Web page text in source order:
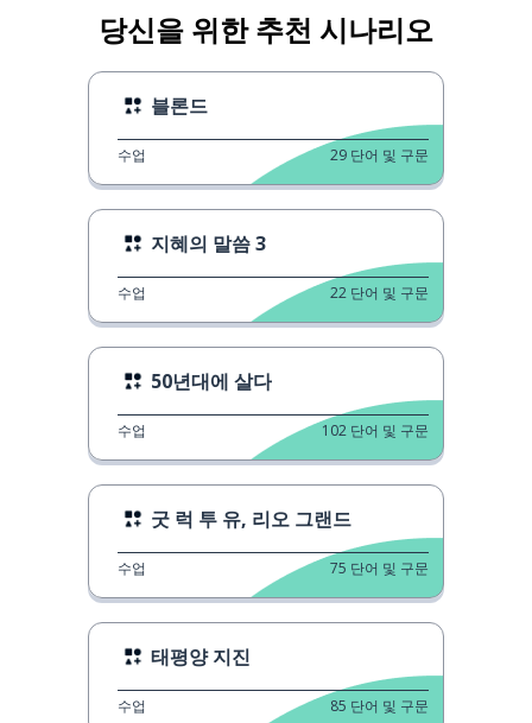
당신을 위한 추천 시나리오
블론드
수업 29 단어 및 구문
지혜의 말씀 3
수업 22 단어 및 구문
50년대에 살다
수업 102 단어 및 구문
굿 럭 투 유, 리오 그랜드
수업 75 단어 및 구문
태평양 지진
수업 85 단어 및 구문